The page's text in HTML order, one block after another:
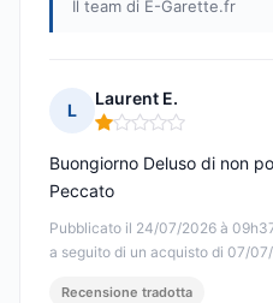
Il team di E-Garette.fr
L
Laurent E.
Nota: 1 su 5
Pubblicato il 24/07/2026 à
a seguito di un acquisto di 07/
Buongiorno Deluso di non
Peccato
Recensione tradotta